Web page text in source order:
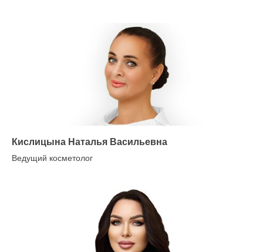
Кислицына Наталья Васильевна
Ведущий косметолог